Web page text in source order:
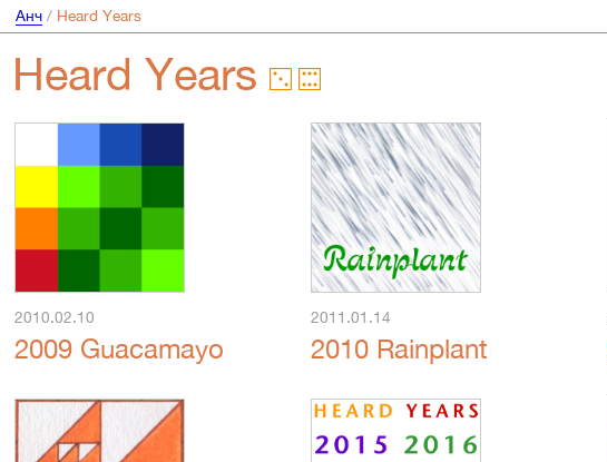
Анч/ Heard Years
Heard Years
2010.02.10
2009 Guacamayo
2011.01.14
2010 Rainplant